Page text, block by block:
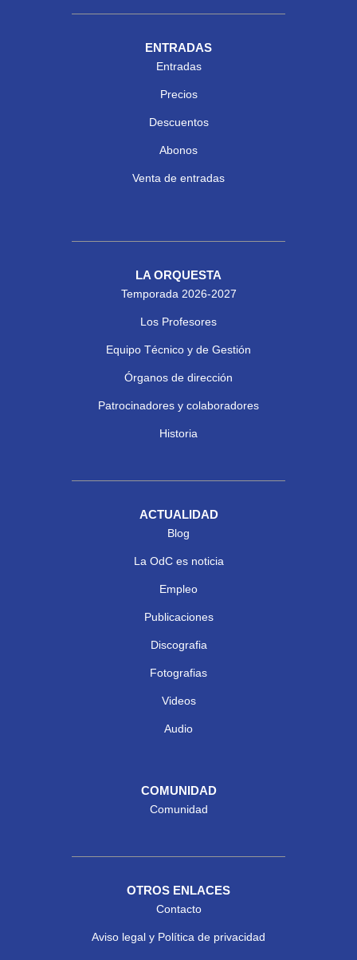
ENTRADAS
Entradas
Precios
Descuentos
Abonos
Venta de entradas
LA ORQUESTA
Temporada 2026-2027
Los Profesores
Equipo Técnico y de Gestión
Órganos de dirección
Patrocinadores y colaboradores
Historia
ACTUALIDAD
Blog
La OdC es noticia
Empleo
Publicaciones
Discografia
Fotografias
Videos
Audio
COMUNIDAD
Comunidad
OTROS ENLACES
Contacto
Aviso legal y Política de privacidad